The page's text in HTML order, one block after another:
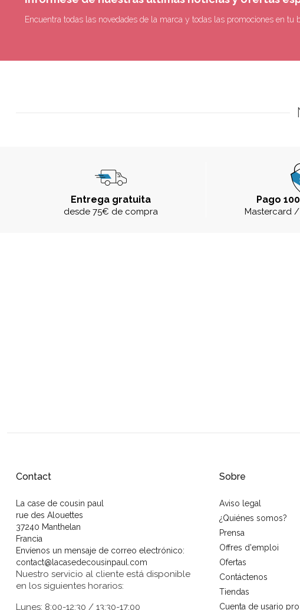
Encuentra todas las novedades de la marca y todas las promociones en tu
Entrega gratuita
desde 75€ de compra
Pago
Mastercard
Contact
La case de cousin paul
rue des Alouettes
37240 Manthelan
Francia
Envíenos un mensaje de correo electrónico:
contact@lacasedecousinpaul.com
Nuestro servicio al cliente está disponible
en los siguientes horarios:
Lunes: 8:00-12:30 / 13:30-17:00
Sobre
Aviso legal
¿Quiénes somos?
Prensa
Offres d'emploi
Ofertas
Contáctenos
Tiendas
Cuenta de usario pro